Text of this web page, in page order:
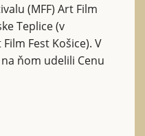
(MFF) Art Film
Teplice (v
Fest Košice). V
ňom udelili Cenu